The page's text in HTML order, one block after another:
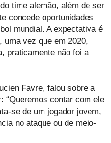
time alemão, além de ser
concede oportunidades
mundial. A expectativa é
uma vez que em 2020,
praticamente não foi a
Favre, falou sobre a
“Queremos contar com ele
se de um jogador jovem,
no ataque ou de meio-